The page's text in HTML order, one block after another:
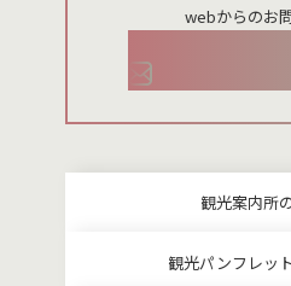
webからのお
観光案内所
観光パンフレッ